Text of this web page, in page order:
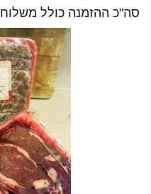
סה"כ ההזמנה כולל משלוח 263 ₪.